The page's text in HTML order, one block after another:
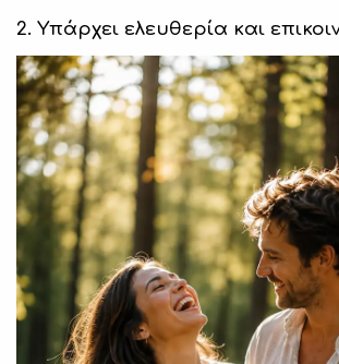
2. Υπάρχει ελευθερία και